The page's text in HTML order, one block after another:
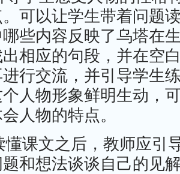
可以让学生带着问题
些内容反映了乌塔在
相应的句段，并在空
行交流，并引导学生
人物形象鲜明生动，
人物的特点。
懂课文之后，教师应引
和想法谈谈自己的见